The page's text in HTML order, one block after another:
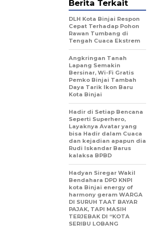
Berita Terkait
DLH Kota Binjai Respon
Cepat Terhadap Pohon
Rawan Tumbang di
Tengah Cuaca Ekstrem
Angkringan Tanah
Lapang Semakin
Bersinar, Wi-Fi Gratis
Pemko Binjai Tambah
Daya Tarik Ikon Baru
Kota Binjai
Hadir di Setiap Bencana
Seperti Superhero,
Layaknya Avatar yang
bisa Hadir dalam Cuaca
dan kejadian apapun dia
Rudi Iskandar Barus
kalaksa BPBD
Hadyan Siregar Wakil
Bendahara DPD KNPI
kota Binjai energy of
harmony geram WARGA
DI SURUH TAAT BAYAR
PAJAK, TAPI MASIH
TERJEBAK DI “KOTA
SERIBU LOBANG